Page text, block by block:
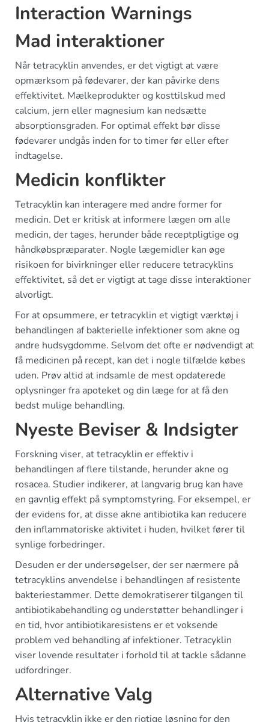
Interaction Warnings
Mad interaktioner
Når tetracyklin anvendes, er det vigtigt at være
opmærksom på fødevarer, der kan påvirke dens
effektivitet. Mælkeprodukter og kosttilskud med
calcium, jern eller magnesium kan nedsætte
absorptionsgraden. For optimal effekt bør disse
fødevarer undgås inden for to timer før eller efter
indtagelse.
Medicin konflikter
Tetracyklin kan interagere med andre former for
medicin. Det er kritisk at informere lægen om alle
medicin, der tages, herunder både receptpligtige og
håndkøbspræparater. Nogle lægemidler kan øge
risikoen for bivirkninger eller reducere tetracyklins
effektivitet, så det er vigtigt at tage disse interaktioner
alvorligt.
For at opsummere, er tetracyklin et vigtigt værktøj i
behandlingen af bakterielle infektioner som akne og
andre hudsygdomme. Selvom det ofte er nødvendigt at
få medicinen på recept, kan det i nogle tilfælde købes
uden. Prøv altid at indsamle de mest opdaterede
oplysninger fra apoteket og din læge for at få den
bedst mulige behandling.
Nyeste Beviser & Indsigter
Forskning viser, at tetracyklin er effektiv i
behandlingen af flere tilstande, herunder akne og
rosacea. Studier indikerer, at langvarig brug kan have
en gavnlig effekt på symptomstyring. For eksempel, er
der evidens for, at disse akne antibiotika kan reducere
den inflammatoriske aktivitet i huden, hvilket fører til
synlige forbedringer.
Desuden er der undersøgelser, der ser nærmere på
tetracyklins anvendelse i behandlingen af resistente
bakteriestammer. Dette demokratiserer tilgangen til
antibiotikabehandling og understøtter behandlinger i
en tid, hvor antibiotikaresistens er et voksende
problem ved behandling af infektioner. Tetracyklin
viser lovende resultater i forhold til at tackle sådanne
udfordringer.
Alternative Valg
Hvis tetracyklin ikke er den rigtige løsning for den